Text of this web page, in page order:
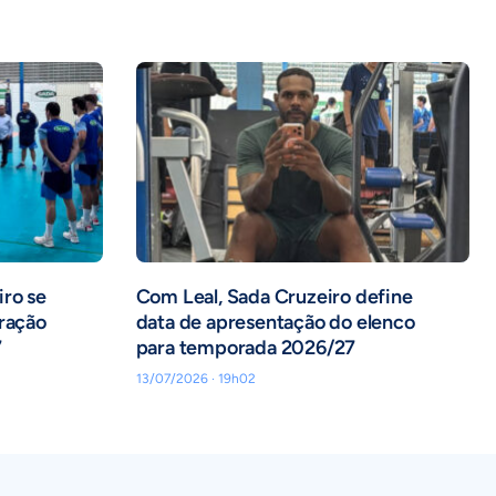
se
Com Leal, Sada Cruzeiro define
data de apresentação do elenco
para temporada 2026/27
13/07/2026 · 19h02